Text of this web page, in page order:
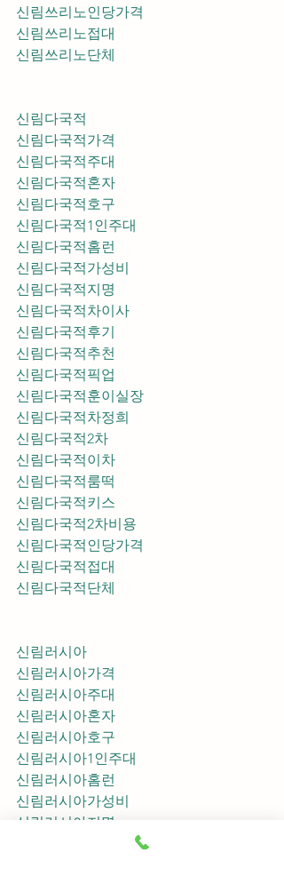
신림쓰리노인당가격
신림쓰리노접대
신림쓰리노단체
신림다국적
신림다국적가격
신림다국적주대
신림다국적혼자
신림다국적호구
신림다국적1인주대
신림다국적홈런
신림다국적가성비
신림다국적지명
신림다국적차이사
신림다국적후기
신림다국적추천
신림다국적훈이실장
신림다국적차정희
신림다국적2차
신림다국적이차
신림다국적룸떡
신림다국적키스
신림다국적2차비용
신림다국적인당가격
신림다국적접대
신림다국적단체
신림러시아
신림러시아가격
신림러시아주대
신림러시아혼자
신림러시아호구
신림러시아1인주대
신림러시아홈런
신림러시아가성비
신림러시아지명